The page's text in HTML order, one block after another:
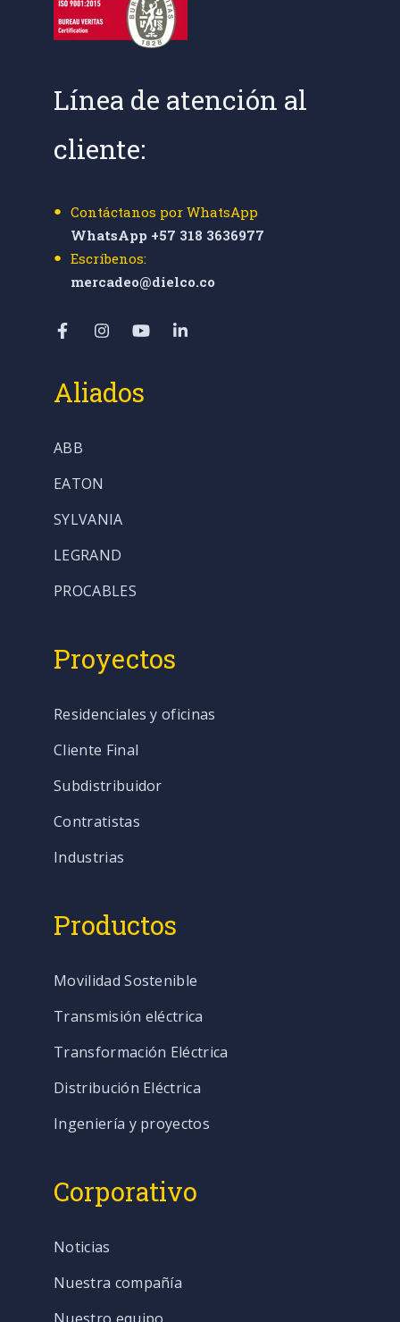
Línea de atención al
cliente:
Contáctanos por WhatsApp
WhatsApp +57 318 3636977
Escríbenos:
mercadeo@dielco.co
Aliados
ABB
EATON
SYLVANIA
LEGRAND
PROCABLES
Proyectos
Residenciales y oficinas
Cliente Final
Subdistribuidor
Contratistas
Industrias
Productos
Movilidad Sostenible
Transmisión eléctrica
Transformación Eléctrica
Distribución Eléctrica
Ingeniería y proyectos
Corporativo
Noticias
Nuestra compañía